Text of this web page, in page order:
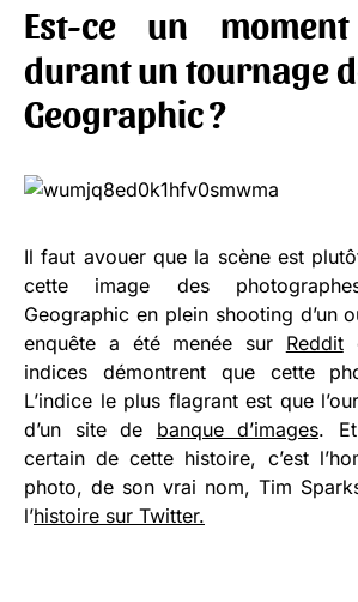
Est-ce un
durant un tournage
Geographic ?
Il faut avouer que la scène est
cette image des
Geographic en plein shooting d’un
enquête a été menée sur Reddit
indices démontrent que cette
L’indice le plus flagrant est que
d’un site de banque d’images.
certain de cette histoire, c’est
photo, de son vrai nom, Tim
l’histoire sur Twitter.